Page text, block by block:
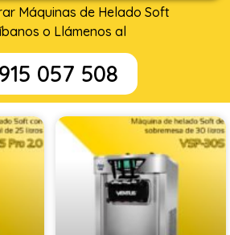
Máquinas de Helado Soft
o Llámenos al
915 057 508